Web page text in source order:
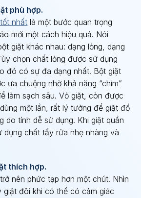
phù hợp.
nhất là một bước quan trọng
mới một cách hiệu quả. Nói
giặt khác nhau: dạng lỏng, dạng
chọn chất lỏng được sử dụng
đó có sự đa dạng nhất. Bột giặt
ưa chuộng nhờ khả năng “chìm”
làm sạch sâu. Vỏ giặt, còn được
một lần, rất lý tưởng để giặt đồ
do tính dễ sử dụng. Khi giặt quần
dụng chất tẩy rửa nhẹ nhàng và
thích hợp.
nên phức tạp hơn một chút. Nhìn
giặt đôi khi có thể có cảm giác